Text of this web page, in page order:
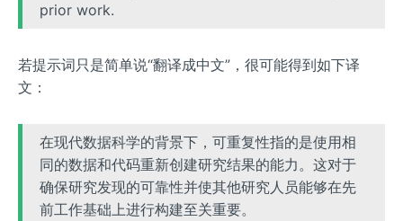
prior work.
若提示词只是简单说“翻译成中文”，很可能得到如下译
文：
在现代数据科学的背景下，可重复性指的是使用相
同的数据和代码重新创建研究结果的能力。这对于
确保研究发现的可靠性并使其他研究人员能够在先
前工作基础上进行构建至关重要。